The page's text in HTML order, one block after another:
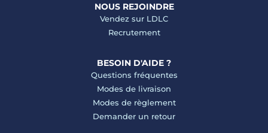
NOUS REJOINDRE
Vendez sur LDLC
Recrutement
BESOIN D'AIDE ?
Questions fréquentes
Modes de livraison
Modes de règlement
Demander un retour